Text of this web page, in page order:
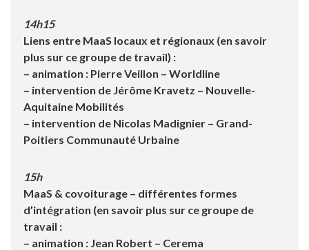
14h15
Liens entre MaaS locaux et régionaux (en savoir
plus sur ce groupe de travail) :
– animation : Pierre Veillon – Worldline
– intervention de Jérôme Kravetz – Nouvelle-
Aquitaine Mobilités
– intervention de Nicolas Madignier – Grand-
Poitiers Communauté Urbaine
15h
MaaS & covoiturage – différentes formes
d’intégration (en savoir plus sur ce groupe de
travail :
– animation : Jean Robert – Cerema